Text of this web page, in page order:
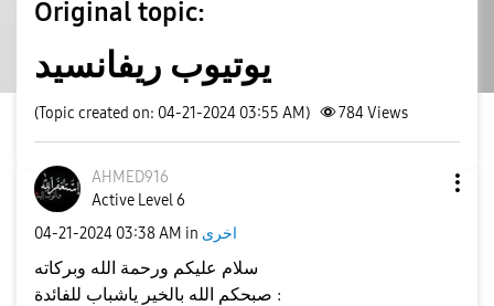
Original topic:
يوتيوب ريفانسيد
(Topic created on: 04-21-2024 03:55 AM) 784Views
AHMED916
Active Level 6
‎04-21-2024 03:38 AM in اخرى
صبحكم الله بالخير ياشباب للفائدة :